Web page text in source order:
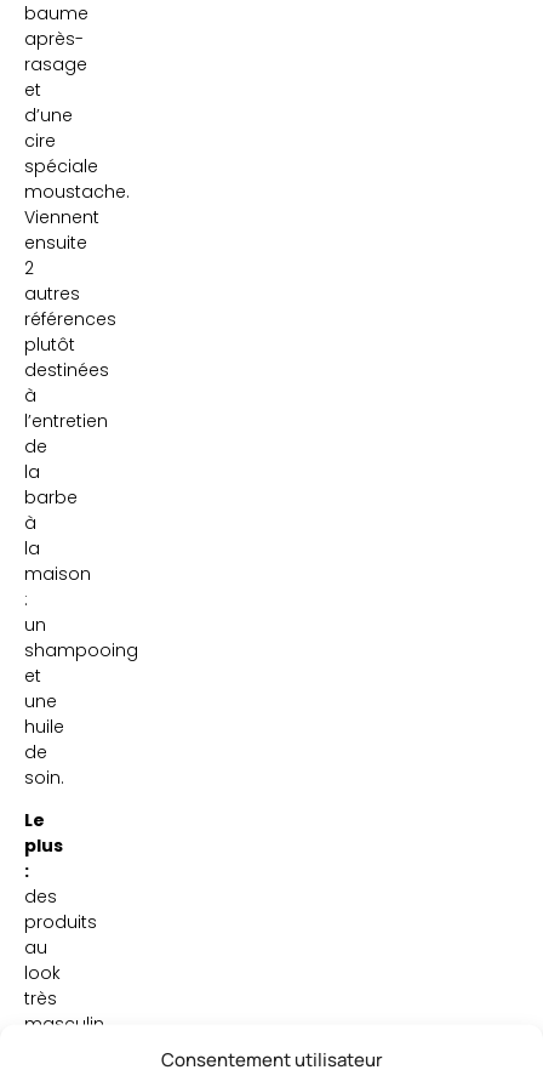
Consentement utilisateur
baume
après-
rasage
et
d’une
cire
spéciale
moustache.
Viennent
ensuite
2
autres
références
plutôt
destinées
à
l’entretien
de
la
barbe
à
la
maison
:
un
shampooing
et
une
huile
de
soin.
Le
plus
:
des
produits
au
look
très
masculin,